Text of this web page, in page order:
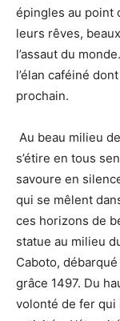
épingles au point
leurs rêves,
l’assaut du
l’élan caféiné
prochain.
Au beau milieu
s’étire en tous
savoure en
qui se mêlent
ces horizons de
statue au milieu
Caboto,
grâce 1497. Du
volonté de fer qui